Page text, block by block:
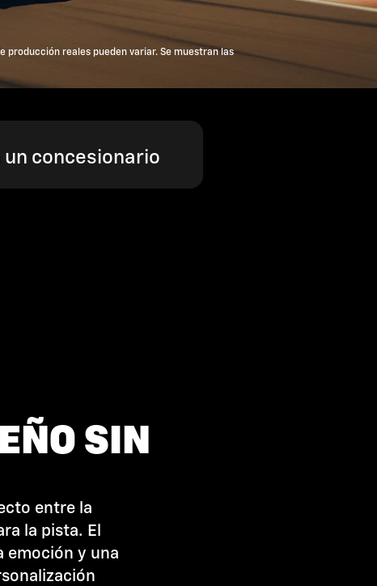
producción reales pueden variar. Se muestran las
un concesionario
SIN
entre la
la pista. El
emoción y una